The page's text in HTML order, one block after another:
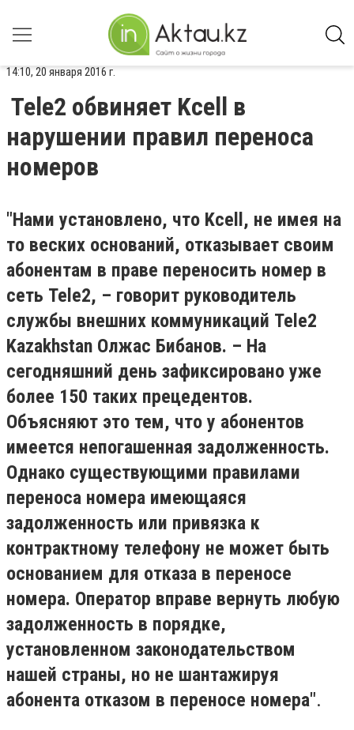
14:10, 20 января 2016 г.
Tele2 обвиняет Kcell в
нарушении правил переноса
номеров
"Нами установлено, что Kcell, не имея на
то веских оснований, отказывает своим
абонентам в праве переносить номер в
сеть Tele2, – говорит руководитель
службы внешних коммуникаций Tele2
Kazakhstan Олжас Бибанов. – На
сегодняшний день зафиксировано уже
более 150 таких прецедентов.
Объясняют это тем, что у абонентов
имеется непогашенная задолженность.
Однако существующими правилами
переноса номера имеющаяся
задолженность или привязка к
контрактному телефону не может быть
основанием для отказа в переносе
номера. Оператор вправе вернуть любую
задолженность в порядке,
установленном законодательством
нашей страны, но не шантажируя
абонента отказом в переносе номера".